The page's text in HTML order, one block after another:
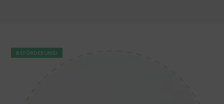
BEFÖRDERUNG!